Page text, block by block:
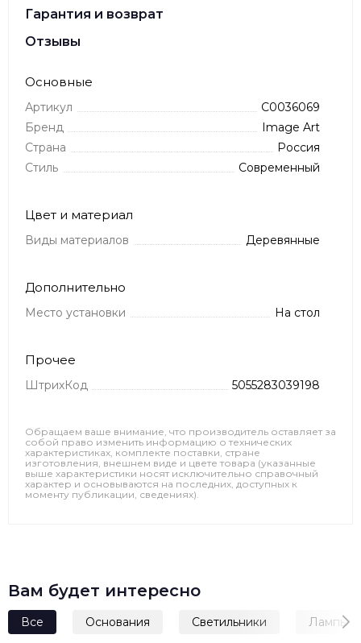
Гарантия и возврат
Отзывы
Основные
Артикул
C0036069
Бренд
Image Art
Страна
Россия
Стиль
Современный
Цвет и материал
Виды материалов Деревянные
Дополнительно
Место установки На стол
Прочее
ШтрихКод 5055283039198
Обращаем ваше внимание, что производитель оставляет за
собой право изменить информацию о технических
характеристиках, комплекте поставки, стране
изготовления, внешнем виде и цвете товара (указанные
выше характеристики носят исключительно справочный
характер и основываются на последних, доступных к
моменту публикации, сведениях).
Вам будет интересно
Все Основания Светильники Лампы